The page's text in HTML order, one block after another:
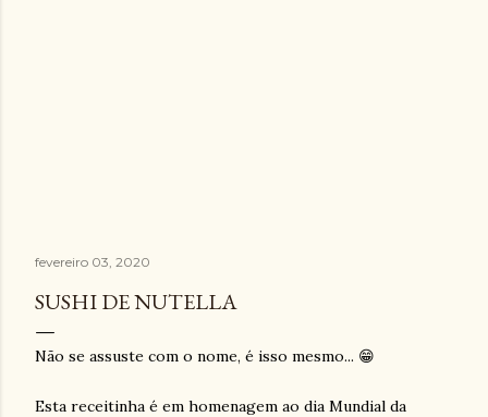
fevereiro 03, 2020
SUSHI DE NUTELLA
Não se assuste com o nome, é isso mesmo... 😁
Esta receitinha é em homenagem ao dia Mundial da